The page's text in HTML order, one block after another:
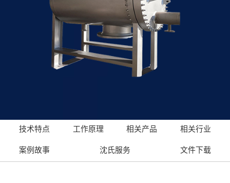
技术特点 工作原理 相关产品 相关行业
案例故事 沈氏服务 文件下载